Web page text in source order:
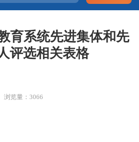
育系统先进集体和先
评选相关表格
浏览量：3066